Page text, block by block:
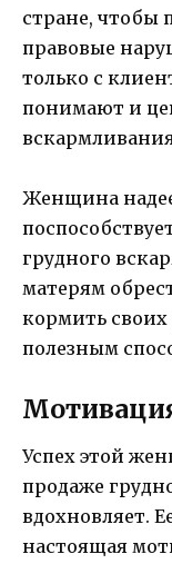
стране, чтобы
правовые
только с
понимают и
Женщина
грудного
матерям
кормить
полезным
Успех этой
продаже
вдохновляет.
настоящая